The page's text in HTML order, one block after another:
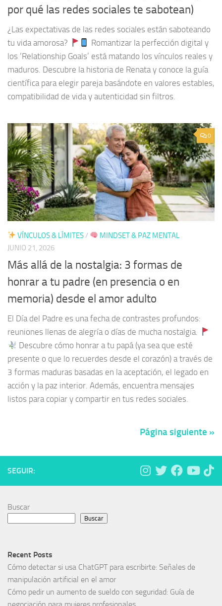
por qué las redes sociales te sabotean)
¿Las expectativas de las redes sociales están saboteando
tu vida amorosa?
Romantizar la perfección digital y
los ‘Relationship Goals’ está matando los vínculos reales y
maduros. Descubre la historia de Renata y conoce la guía
científica para elegir pareja basándote en valores estables,
compatibilidad de vida y autenticidad sin filtros.
0
VÍNCULOS & LÍMITES/
MINDSET & PAZ MENTAL
JUNIO 21, 2026
Más allá de la nostalgia: 3 formas de
honrar a tu padre (en presencia o en
memoria) desde el amor adulto
El Día del Padre es una fecha de contrastes profundos:
reuniones llenas de alegría o días de mucha nostalgia.
Descubre cómo honrar a tu papá (ya sea que esté
presente o que lo recuerdes desde el corazón) a través de
3 formas maduras basadas en la aceptación, el legado en
acción y la paz interior. Además, encuentra mensajes
listos para copiar y compartir en tus redes sociales.
Página siguiente »
SEGUIR:
Buscar
Buscar
Recent Posts
Cómo detectar si usa ChatGPT para escribirte: Señales de
manipulación artificial en el amor
Cómo pedir un aumento de sueldo con seguridad: Guía de